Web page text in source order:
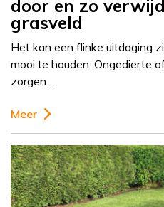
door en zo
grasveld
Het kan een flinke uitdaging
mooi te houden. Ongedierte
zorgen…
Meer